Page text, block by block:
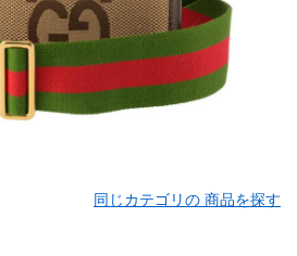
同じカテゴリの 商品を探す